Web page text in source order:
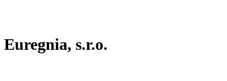
Euregnia, s.r.o.